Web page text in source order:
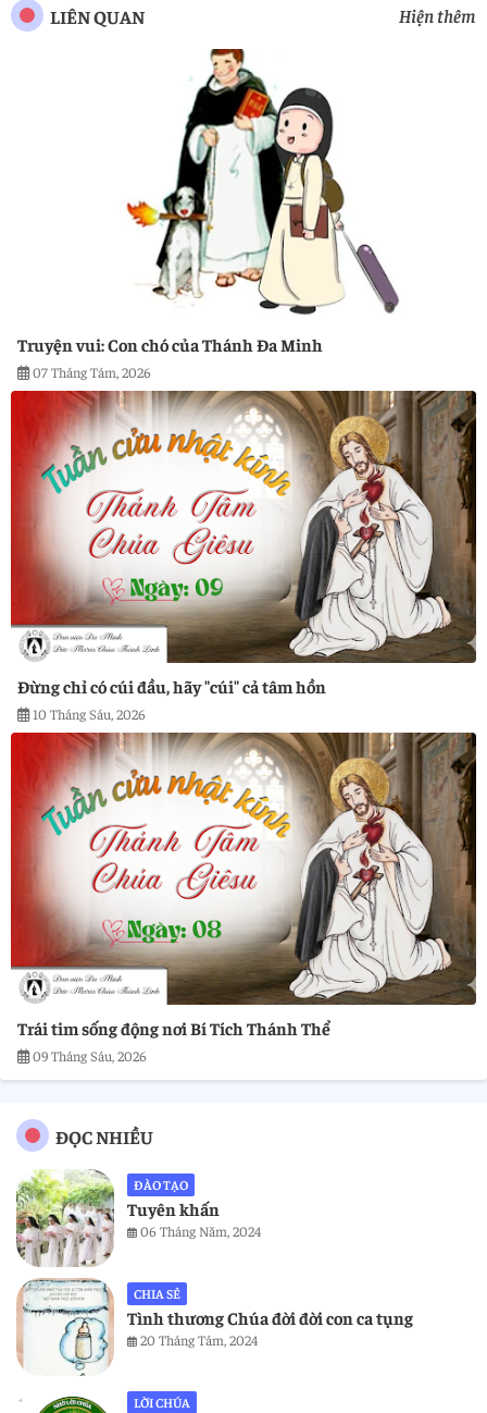
LIÊN QUAN Hiện thêm
Truyện vui: Con chó của Thánh Đa Minh
07 Tháng Tám, 2026
Đừng chỉ có cúi đầu, hãy "cúi" cả tâm hồn
10 Tháng Sáu, 2026
Trái tim sống động nơi Bí Tích Thánh Thể
09 Tháng Sáu, 2026
ĐỌC NHIỀU
ĐÀO TẠO
Tuyên khấn
06 Tháng Năm, 2024
CHIA SẺ
Tình thương Chúa đời đời con ca tụng
20 Tháng Tám, 2024
LỜI CHÚA